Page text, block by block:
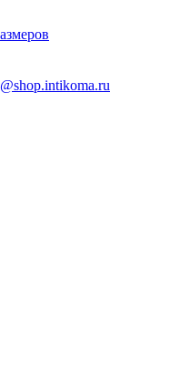
@shop.intikoma.ru